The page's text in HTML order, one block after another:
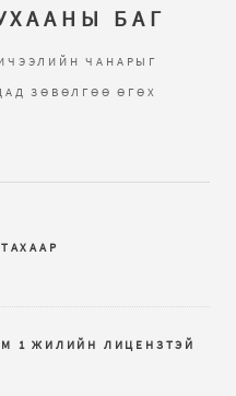
БАГ
ЧАНАРЫГ
ЗӨВӨЛГӨӨ ӨГӨХ
1 ЖИЛИЙН ЛИЦЕНЗТЭЙ